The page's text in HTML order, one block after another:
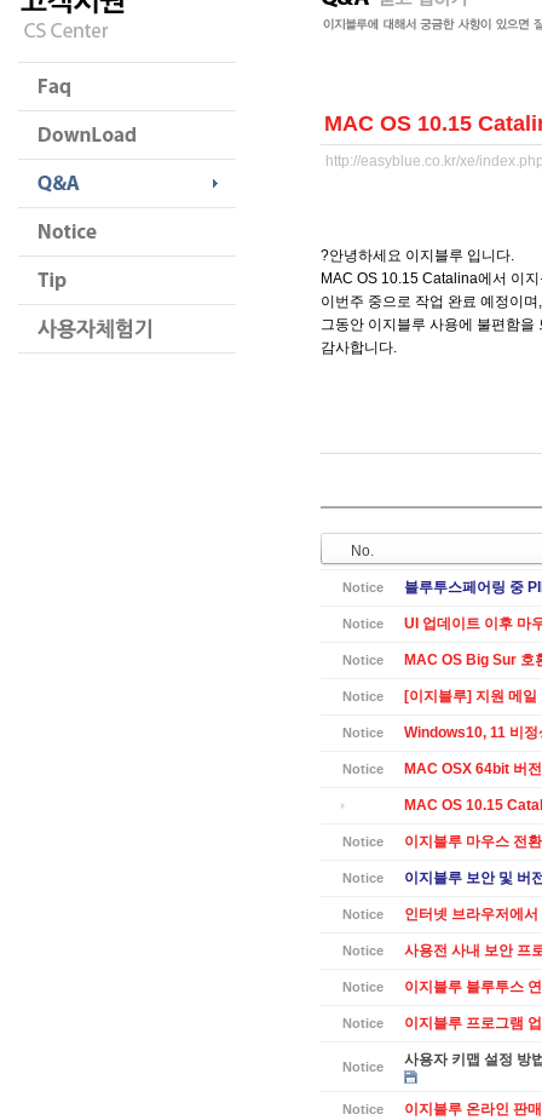
MAC OS 10.15
http://easyblue.co.kr/xe/
?안녕하세요 이지블루 입니다.
MAC OS 10.15 Catalina에서 이
이번주 중으로 작업 완료 예정이
그동안 이지블루 사용에 불편함
감사합니다.
No.
Notice 블루투스페어링 중
Notice UI 업데이트 이후 마
Notice MAC OS Big Sur 호
Notice [이지블루] 지원 메일
Notice Windows10, 11 비정
Notice MAC OSX 64bit 버
MAC OS 10.15
Notice 이지블루 마우스 전
Notice 이지블루 보안 및 버
Notice 인터넷 브라우저에
Notice 사용전 사내 보안 프
Notice 이지블루 블루투스
Notice 이지블루 프로그램
Notice 사용자 키맵 설정 방
Notice 이지블루 온라인 판